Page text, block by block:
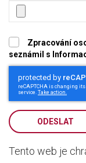
Zpracování
seznámil s
ODESLAT
Tento web je